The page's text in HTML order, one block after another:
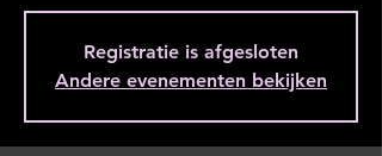
Registratie is afgesloten
Andere evenementen bekijken